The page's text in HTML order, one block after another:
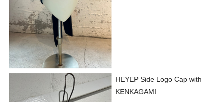
HEYEP Side Logo Cap with
KENKAGAMI